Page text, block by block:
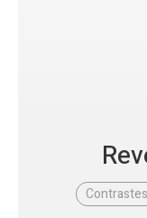
Contrastes